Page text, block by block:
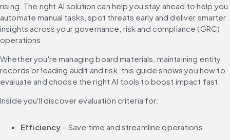
rising. The right AI solution can help you stay ahead to help you
automate manual tasks, spot threats early and deliver smarter
insights across your governance, risk and compliance (GRC)
operations.
Whether you're managing board materials, maintaining entity
records or leading audit and risk, this guide shows you how to
evaluate and choose the right AI tools to boost impact fast.
Inside you'll discover evaluation criteria for:
Efficiency – Save time and streamline operations